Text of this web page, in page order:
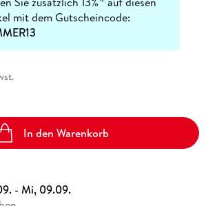
mit dem Gutscheincode:
In den Warenkorb
- Mi, 09.09.